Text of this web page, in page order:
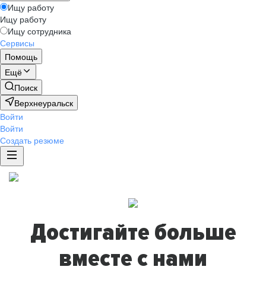
Ищу работу
Ищу работу
Ищу сотрудника
Сервисы
Помощь
Ещё
Поиск
Верхнеуральск
Войти
Войти
Создать резюме
Достигайте больше
вместе с нами